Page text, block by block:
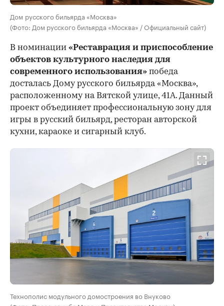
Дом русского бильярда «Москва»
(Фото: Дом русского бильярда «Москва» / Официальный сайт)
В номинации «Реставрация и приспособление
объектов культурного наследия для
современного использования» победа
досталась Дому русского бильярда «Москва»,
расположенному на Вятской улице, 41А. Данный
проект объединяет профессиональную зону для
игры в русский бильярд, ресторан авторской
кухни, караоке и сигарный клуб.
Технополис модульного домостроения во Внуково